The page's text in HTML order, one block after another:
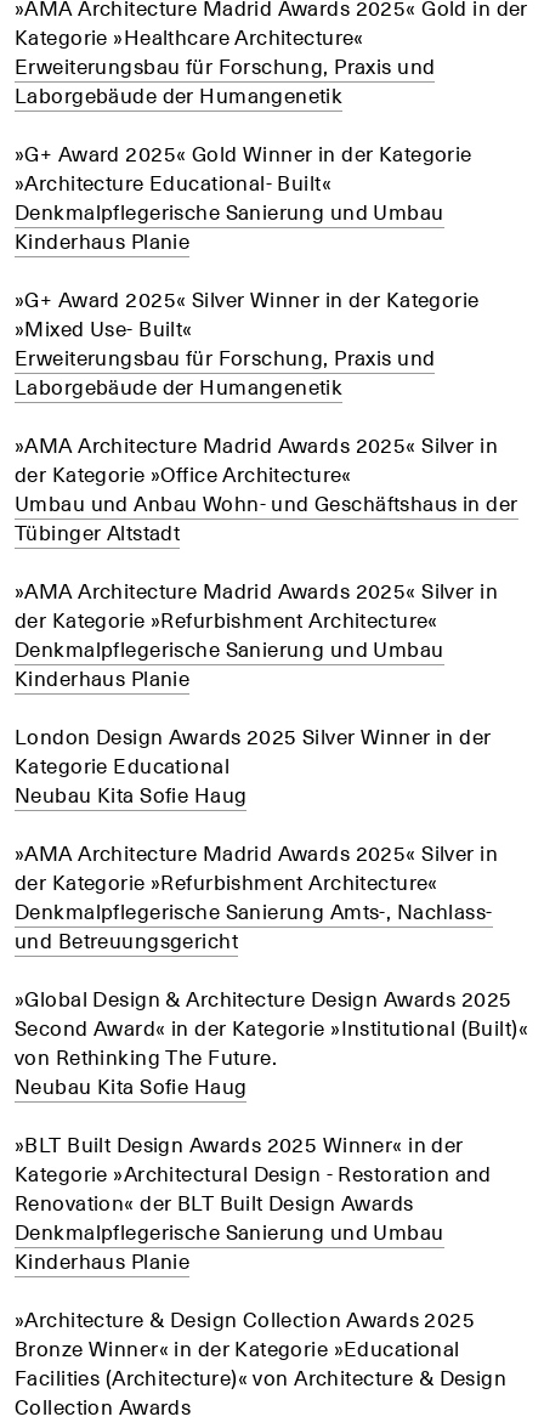
»AMA Architecture Madrid Awards 2025« Gold in der
Kategorie »Healthcare Architecture«
Erweiterungsbau für Forschung, Praxis und
Laborgebäude der Humangenetik
»G+ Award 2025« Gold Winner in der Kategorie
»Architecture Educational- Built«
Denkmalpflegerische Sanierung und Umbau
Kinderhaus Planie
»G+ Award 2025« Silver Winner in der Kategorie
»Mixed Use- Built«
Erweiterungsbau für Forschung, Praxis und
Laborgebäude der Humangenetik
»AMA Architecture Madrid Awards 2025« Silver in
der Kategorie »Office Architecture«
Umbau und Anbau Wohn- und Geschäftshaus in der
Tübinger Altstadt
»AMA Architecture Madrid Awards 2025« Silver in
der Kategorie »Refurbishment Architecture«
Denkmalpflegerische Sanierung und Umbau
Kinderhaus Planie
London Design Awards 2025 Silver Winner in der
Kategorie Educational
Neubau Kita Sofie Haug
»AMA Architecture Madrid Awards 2025« Silver in
der Kategorie »Refurbishment Architecture«
Denkmalpflegerische Sanierung Amts-, Nachlass-
und Betreuungsgericht
»Global Design & Architecture Design Awards 2025
Second Award« in der Kategorie »Institutional (Built)«
von Rethinking The Future.
Neubau Kita Sofie Haug
»BLT Built Design Awards 2025 Winner« in der
Kategorie »Architectural Design - Restoration and
Renovation« der BLT Built Design Awards
Denkmalpflegerische Sanierung und Umbau
Kinderhaus Planie
»Architecture & Design Collection Awards 2025
Bronze Winner« in der Kategorie »Educational
Facilities (Architecture)« von Architecture & Design
Collection Awards